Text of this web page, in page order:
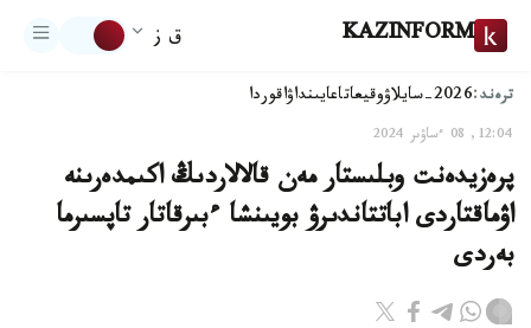
KAZINFORM ق ز
ترەند:2026-سايلاۋ وقيعاتاعايىنداۋاقوردا
12:04, 08 ءساۋىر 2024
پرەزيدەنت وبلىستار مەن قالالاردىڭ اكىمدەرىنە
اۋماقتاردى اباتتاندىرۋ بويىنشا ءبىرقاتار تاپسىرما
بەردى